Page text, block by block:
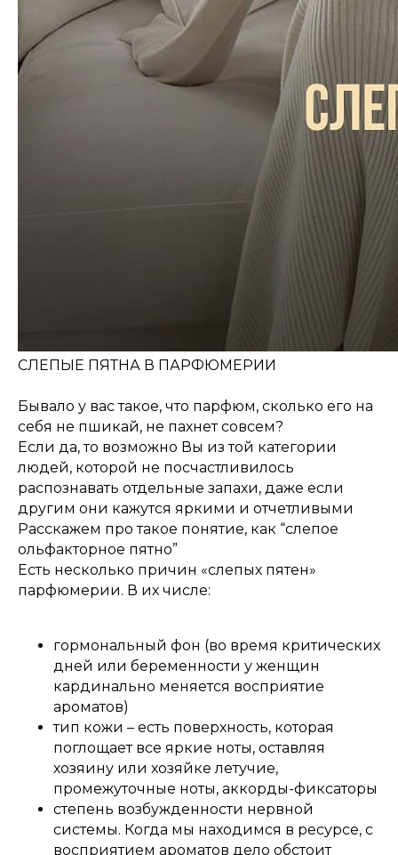
СЛЕПЫЕ ПЯТНА В ПАРФЮМЕРИИ
Бывало у вас такое, что парфюм, сколько его на
себя не пшикай, не пахнет совсем?
Если да, то возможно Вы из той категории
людей, которой не посчастливилось
распознавать отдельные запахи, даже если
другим они кажутся яркими и отчетливыми
Расскажем про такое понятие, как “слепое
ольфакторное пятно”
Есть несколько причин «слепых пятен»
парфюмерии. В их числе:
гормональный фон (во время критических
дней или беременности у женщин
кардинально меняется восприятие
ароматов)
тип кожи – есть поверхность, которая
поглощает все яркие ноты, оставляя
хозяину или хозяйке летучие,
промежуточные ноты, аккорды-фиксаторы
степень возбужденности нервной
системы. Когда мы находимся в ресурсе, с
восприятием ароматов дело обстоит